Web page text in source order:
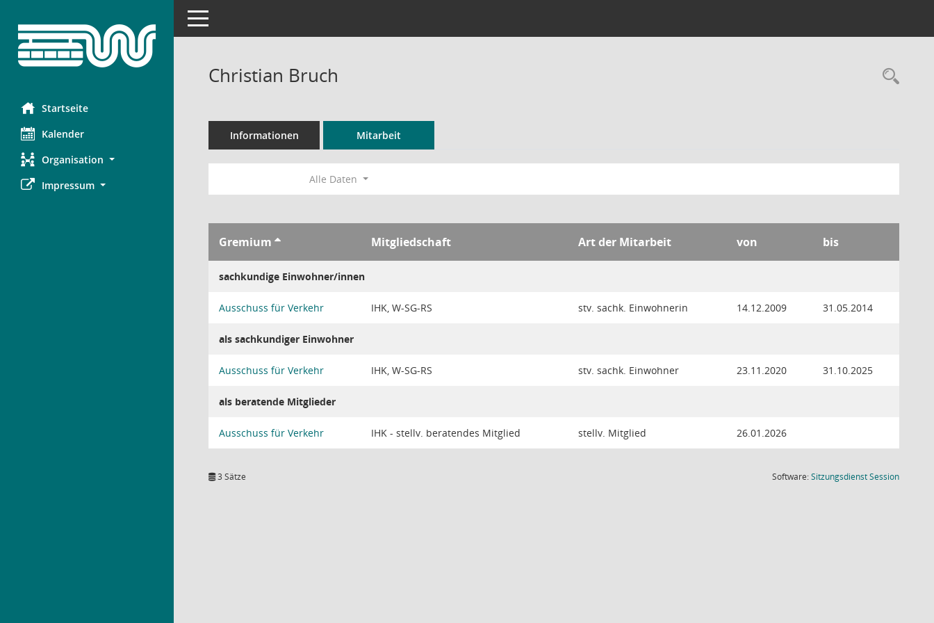
Startseite
Kalender
Organisation
Impressum
Toggle navigation
Christian Bruch
Informationen Mitarbeit
Alle Daten
Gremium Mitgliedschaft Art der Mitarbeit von bis
sachkundige Einwohner/innen
Ausschuss für Verkehr IHK, W-SG-RS stv. sachk. Einwohnerin 14.12.2009 31.05.2014
als sachkundiger Einwohner
Ausschuss für Verkehr IHK, W-SG-RS stv. sachk. Einwohner 23.11.2020 31.10.2025
als beratende Mitglieder
Ausschuss für Verkehr IHK - stellv. beratendes Mitglied stellv. Mitglied 26.01.2026
3 Sätze Software:SitzungsdienstSession(Wird in